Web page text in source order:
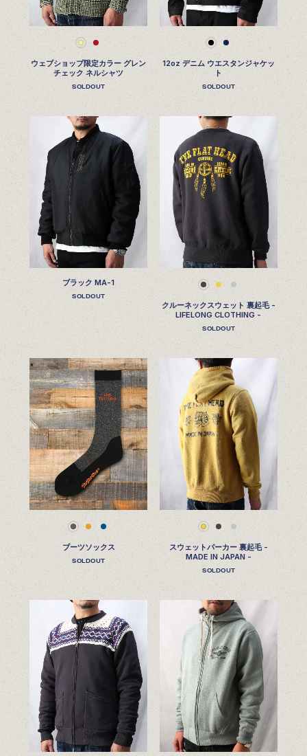
ウェブショップ限定カラー グレン
チェック ネルシャツ
SOLDOUT
12oz デニム ウエスタンジャケッ
ト
SOLDOUT
ブラック MA-1
SOLDOUT
クルーネックスウェット 裏起毛 -
LIFELONG CLOTHING -
SOLDOUT
ブーツソックス
SOLDOUT
スウェットパーカー 裏起毛 -
MADE IN JAPAN -
SOLDOUT